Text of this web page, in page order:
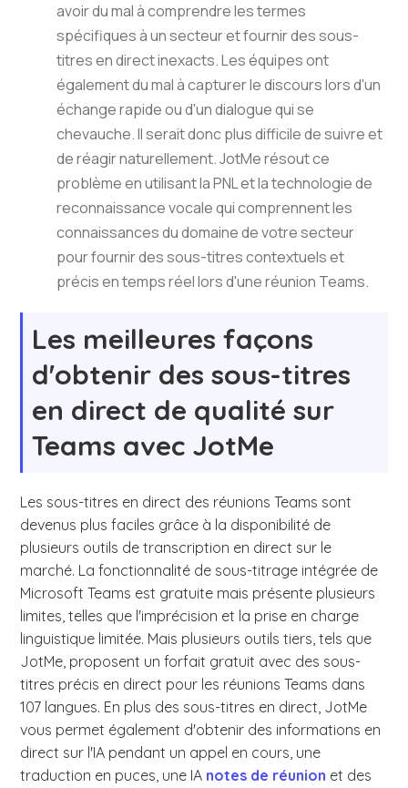
avoir du mal à comprendre les termes
spécifiques à un secteur et fournir des sous-
titres en direct inexacts. Les équipes ont
également du mal à capturer le discours lors d'un
échange rapide ou d'un dialogue qui se
chevauche. Il serait donc plus difficile de suivre et
de réagir naturellement. JotMe résout ce
problème en utilisant la PNL et la technologie de
reconnaissance vocale qui comprennent les
connaissances du domaine de votre secteur
pour fournir des sous-titres contextuels et
précis en temps réel lors d'une réunion Teams.
Les meilleures façons
d'obtenir des sous-titres
en direct de qualité sur
Teams avec JotMe
Les sous-titres en direct des réunions Teams sont
devenus plus faciles grâce à la disponibilité de
plusieurs outils de transcription en direct sur le
marché. La fonctionnalité de sous-titrage intégrée de
Microsoft Teams est gratuite mais présente plusieurs
limites, telles que l'imprécision et la prise en charge
linguistique limitée. Mais plusieurs outils tiers, tels que
JotMe, proposent un forfait gratuit avec des sous-
titres précis en direct pour les réunions Teams dans
107 langues. En plus des sous-titres en direct, JotMe
vous permet également d'obtenir des informations en
direct sur l'IA pendant un appel en cours, une
traduction en puces, une IA notes de réunion et des